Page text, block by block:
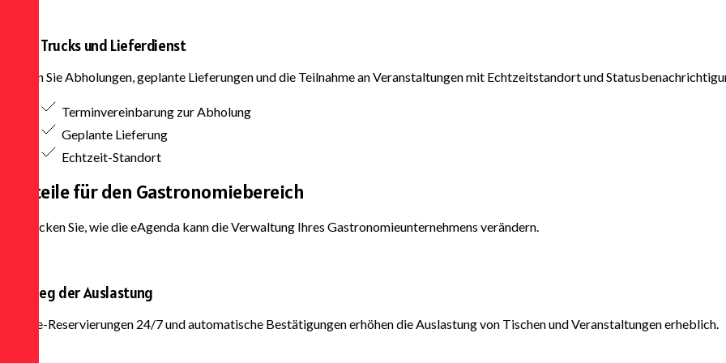
Food Trucks und Lieferdienst
Planen Sie Abholungen, geplante Lieferungen und die Teilnahme an Veranstaltungen mit Echtzeitstandort und
Terminvereinbarung zur Abholung
Geplante Lieferung
Echtzeit-Standort
Vorteile für den Gastronomiebereich
Entdecken Sie, wie die eAgenda kann die Verwaltung Ihres Gastronomieunternehmens verändern.
Anstieg der Auslastung
Online-Reservierungen 24/7 und automatische Bestätigungen erhöhen die Auslastung von Tischen und Veranstaltungen erheblich.